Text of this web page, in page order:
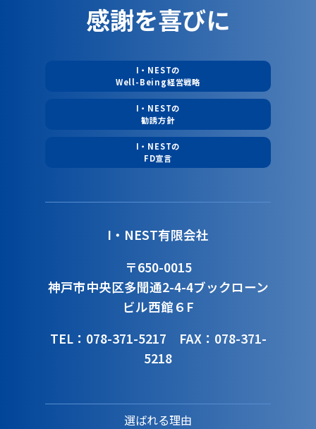
感謝を喜びに
I・NESTの
Well-Being経営戦略
I・NESTの
勧誘方針
I・NESTの
FD宣言
I・NEST有限会社
〒650-0015
神戸市中央区多聞通2-4-4ブックローン
ビル西館６F
TEL：078-371-5217 FAX：078-371-
5218
選ばれる理由